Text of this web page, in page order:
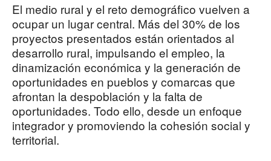
El medio rural y el reto demográfico vuelven a
ocupar un lugar central. Más del 30% de los
proyectos presentados están orientados al
desarrollo rural, impulsando el empleo, la
dinamización económica y la generación de
oportunidades en pueblos y comarcas que
afrontan la despoblación y la falta de
oportunidades. Todo ello, desde un enfoque
integrador y promoviendo la cohesión social y
territorial.